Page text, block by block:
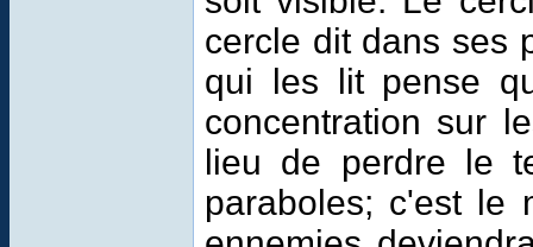
cercle dit dans ses
qui les lit pense
concentration sur
lieu de perdre le
paraboles; c'est le